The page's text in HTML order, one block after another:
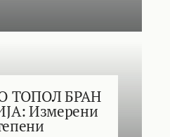
ТОПОЛ БРАН
Измерени